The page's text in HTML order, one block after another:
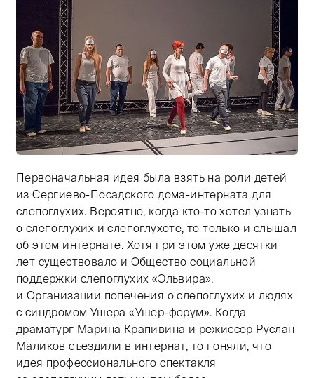
Тифлокомментарий: цветная фотография. По ярко
Первоначальная идея была взять на роли детей
из Сергиево-Посадского дома-интерната для
слепоглухих. Вероятно, когда кто-то хотел узнать
о слепоглухих и слепоглухоте, то только и слышал
об этом интернате. Хотя при этом уже десятки
лет существовало и Общество социальной
поддержки слепоглухих «Эльвира»,
и Организации попечения о слепоглухих и людях
с синдромом Ушера «Ушер-форум». Когда
драматург Марина Крапивина и режиссер Руслан
Маликов съездили в интернат, то поняли, что
идея профессионального спектакля